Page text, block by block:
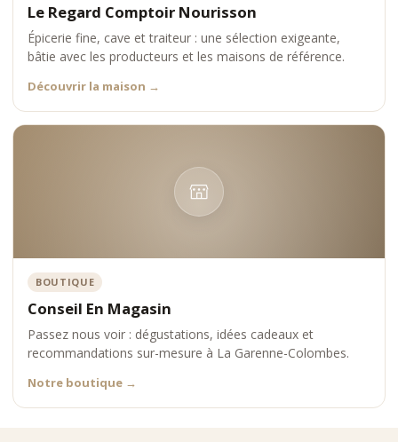
Le Regard Comptoir Nourisson
Épicerie fine, cave et traiteur : une sélection exigeante,
bâtie avec les producteurs et les maisons de référence.
Découvrir la maison →
BOUTIQUE
Conseil En Magasin
Passez nous voir : dégustations, idées cadeaux et
recommandations sur-mesure à La Garenne-Colombes.
Notre boutique →